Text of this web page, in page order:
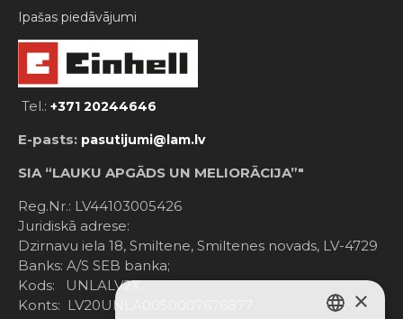
Ipašas piedāvājumi
Tel.: +371 20244646
E-pasts: pasutijumi@lam.lv
SIA “LAUKU APGĀDS UN MELIORĀCIJA”"
Reg.Nr.: LV44103005426
Juridiskā adrese:
Dzirnavu iela 18, Smiltene, Smiltenes novads, LV-4729
Banks: A/S SEB banka;
Kods: UNLALV2X
Konts: LV20UNLA0050007676877
×